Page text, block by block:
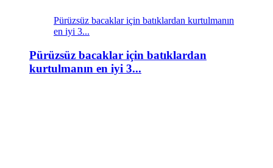
Pürüzsüz bacaklar için batıklardan kurtulmanın
en iyi 3...
Pürüzsüz bacaklar için batıklardan
kurtulmanın en iyi 3...